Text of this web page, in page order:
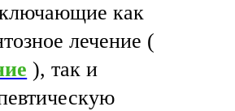
как
лечение (
), так и